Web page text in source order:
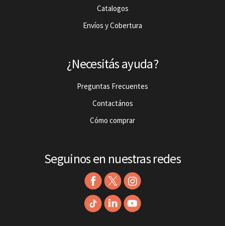
Catalogos
Envíos y Cobertura
¿Necesitás ayuda?
Preguntas Frecuentes
Contactános
Cómo comprar
Seguinos en nuestras redes